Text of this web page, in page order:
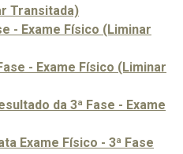
Transitada)
- Exame Físico (Liminar
- Exame Físico (Liminar
da 3ª Fase - Exame
Exame Físico - 3ª Fase